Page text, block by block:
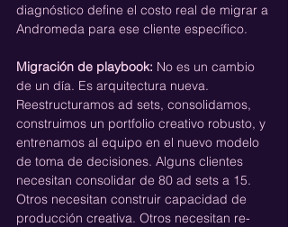
diagnóstico define el costo real de migrar a
Andromeda para ese cliente específico.
Migración de playbook: No es un cambio
de un día. Es arquitectura nueva.
Reestructuramos ad sets, consolidamos,
construimos un portfolio creativo robusto, y
entrenamos al equipo en el nuevo modelo
de toma de decisiones. Alguns clientes
necesitan consolidar de 80 ad sets a 15.
Otros necesitan construir capacidad de
producción creativa. Otros necesitan re-